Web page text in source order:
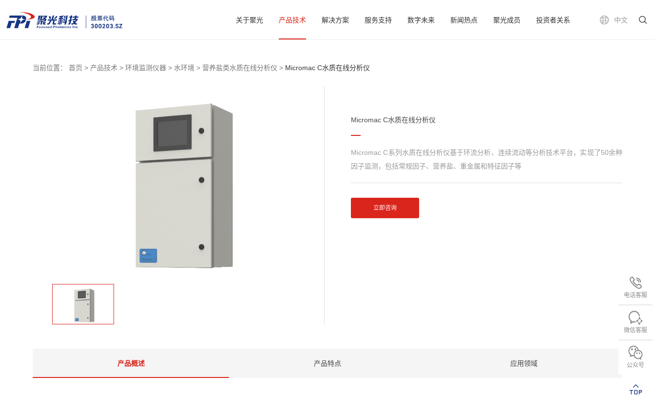
中文
关于聚光 产品技术 解决方案 服务支持 数字未来 新闻热点 聚光成员 投资者关系
电话客服
微信客服
公众号
当前位置： 首页 > 产品技术 > 环境监测仪器 > 水环境 > 营养盐类水质在线分析仪 > Micromac C水质在线分析仪
Micromac C水质在线分析仪
Micromac C系列水质在线分析仪基于环流分析、连续流动等分析技术平台，实现了50余种
因子监测，包括常规因子、营养盐、重金属和特征因子等
立即咨询
产品概述 产品特点 应用领域